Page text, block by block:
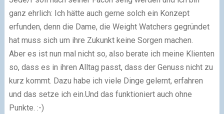
ganz ehrlich: Ich hätte auch gerne solch ein Konzept
erfunden, denn die Dame, die Weight Watchers gegründet
hat muss sich um ihre Zukunkt keine Sorgen machen.
Aber es ist nun mal nicht so, also berate ich meine Klienten
so, dass es in ihren Alltag passt, dass der Genuss nicht zu
kurz kommt. Dazu habe ich viele Dinge gelernt, erfahren
und das setze ich ein.Und das funktioniert auch ohne
Punkte. :-)